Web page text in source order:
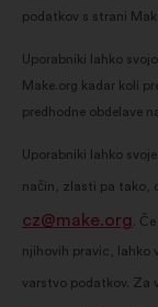
podatkov s strani
Uporabniki lahko
Make.org kadar koli
predhodne obdelave
Uporabniki lahko
način, zlasti pa tako,
cz@make.org
.
njihovih pravic, lahko
varstvo podatkov. Za